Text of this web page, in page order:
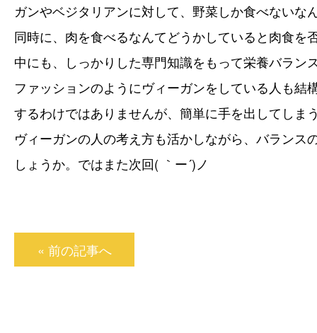
ガンやベジタリアンに対して、野菜しか食べない
同時に、肉を食べるなんてどうかしていると肉食を
中にも、しっかりした専門知識をもって栄養バラン
ファッションのようにヴィーガンをしている人も結
するわけではありませんが、簡単に手を出してしま
ヴィーガンの人の考え方も活かしながら、バラン
しょうか。ではまた次回( ｀ー´)ノ
« 前の記事へ